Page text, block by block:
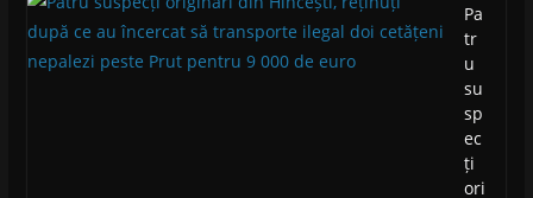
Pa
tr
u
su
sp
ec
ți
ori